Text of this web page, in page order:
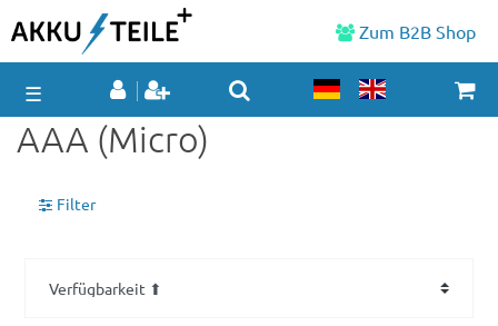
Zum B2B Shop
☰
AAA (Micro)
Filter